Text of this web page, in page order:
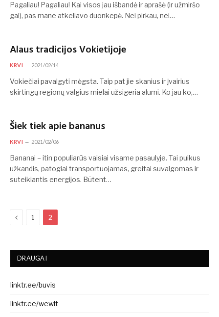
Pagaliau! Pagaliau! Kai visos jau išbandė ir aprašė (ir užmiršo
gal), pas mane atkeliavo duonkepė. Nei pirkau, nei…
Alaus tradicijos Vokietijoje
KRVI 2021/02/14
Vokiečiai pavalgyti mėgsta. Taip pat jie skanius ir įvairius
skirtingų regionų valgius mielai užsigeria alumi. Ko jau ko,…
Šiek tiek apie bananus
KRVI 2021/02/06
Bananai – itin populiarūs vaisiai visame pasaulyje. Tai puikus
užkandis, patogiai transportuojamas, greitai suvalgomas ir
suteikiantis energijos. Būtent…
Previous
1 2
DRAUGAI
linktr.ee/buvis
linktr.ee/wewlt